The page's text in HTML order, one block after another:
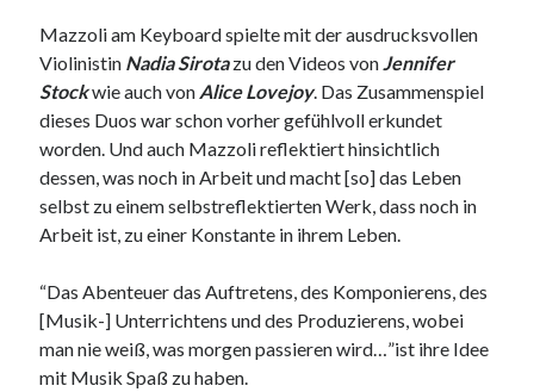
Arno SchuhzuNAXOS MUSIC GROUP expandiert mit den legendären
Katalogen von VOX und PROJECT 3
Archiv
Archiv
Mazzoli am Keyboard spielte mit der ausdrucksvollen
Violinistin Nadia Sirotazu den Videos vonJennifer
Stockwie auch von Alice Lovejoy. Das Zusammenspiel
dieses Duos war schon vorher gefühlvoll erkundet
worden. Und auch Mazzoli reflektiert hinsichtlich
dessen, was noch in Arbeit und macht [so] das Leben
selbst zu einem selbstreflektierten Werk, dass noch in
Arbeit ist, zu einer Konstante in ihrem Leben.
“Das Abenteuer das Auftretens, des Komponierens, des
[Musik-] Unterrichtens und des Produzierens, wobei
man nie weiß, was morgen passieren wird…”ist ihre Idee
mit Musik Spaß zu haben.